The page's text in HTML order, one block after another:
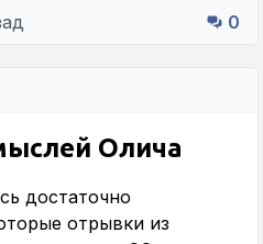
0
Олича
достаточно
отрывки из